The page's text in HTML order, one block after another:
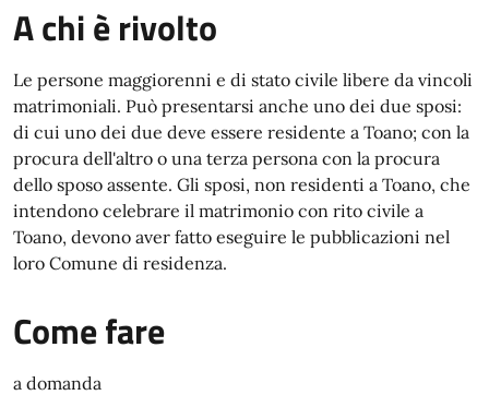
A chi è rivolto
Le persone maggiorenni e di stato civile libere da vincoli
matrimoniali. Può presentarsi anche uno dei due sposi:
di cui uno dei due deve essere residente a Toano; con la
procura dell'altro o una terza persona con la procura
dello sposo assente. Gli sposi, non residenti a Toano, che
intendono celebrare il matrimonio con rito civile a
Toano, devono aver fatto eseguire le pubblicazioni nel
loro Comune di residenza.
Come fare
a domanda